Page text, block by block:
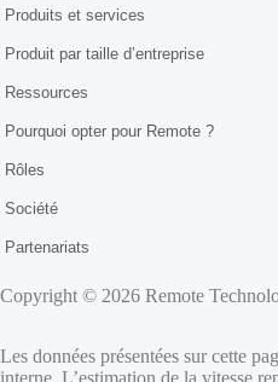
Produits et services
Produit par taille d’entreprise
Ressources
Pourquoi opter pour Remote ?
Rôles
Société
Partenariats
Copyright © 2026 Remote
Les données présentées sur cette